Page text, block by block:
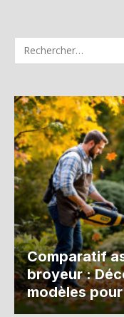
Comparatif
broyeur :
modèles